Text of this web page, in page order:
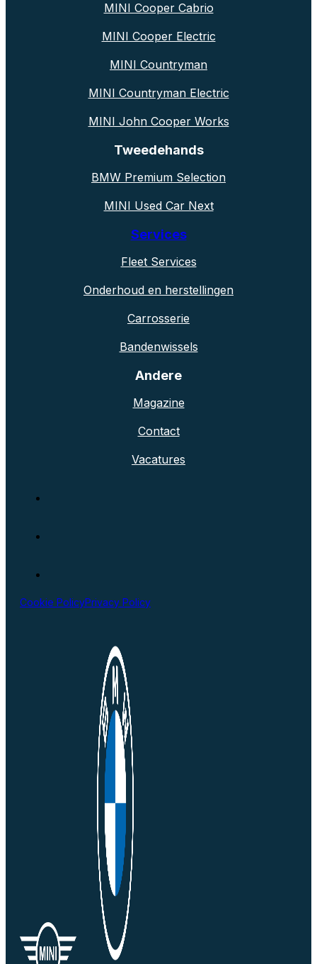
MINI Cooper Cabrio
MINI Cooper Electric
MINI Countryman
MINI Countryman Electric
MINI John Cooper Works
Tweedehands
BMW Premium Selection
MINI Used Car Next
Services
Fleet Services
Onderhoud en herstellingen
Carrosserie
Bandenwissels
Andere
Magazine
Contact
Vacatures
Cookie PolicyPrivacy Policy